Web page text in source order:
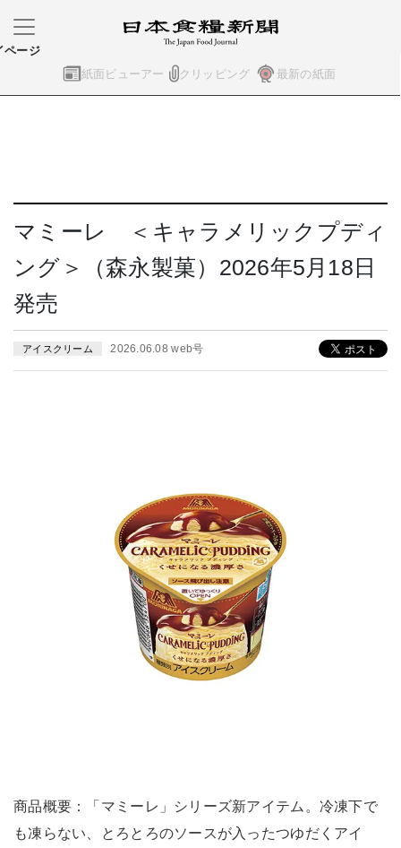
紙面ビューアー クリッピング 最新の紙面
ページ
マミーレ ＜キャラメリックプディ
ング＞（森永製菓）2026年5月18日
発売
アイスクリーム 2026.06.08 web号
商品概要：「マミーレ」シリーズ新アイテム。冷凍下で
も凍らない、とろとろのソースが入ったつゆだくアイ